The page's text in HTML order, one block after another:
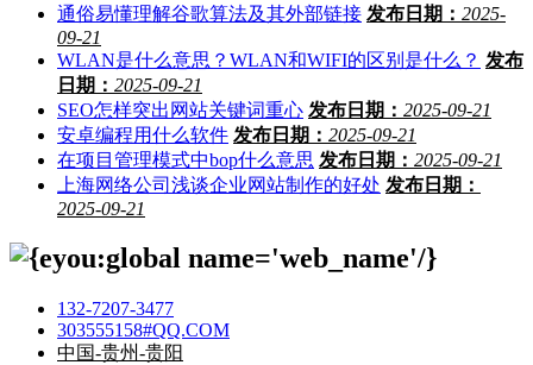
通俗易懂理解谷歌算法及其外部链接 发布日期： 2025-
09-21
WLAN是什么意思？WLAN和WIFI的区别是什么？ 发布
日期： 2025-09-21
SEO怎样突出网站关键词重心 发布日期： 2025-09-21
安卓编程用什么软件 发布日期： 2025-09-21
在项目管理模式中bop什么意思 发布日期： 2025-09-21
上海网络公司浅谈企业网站制作的好处 发布日期：
2025-09-21
132-7207-3477
303555158#QQ.COM
中国-贵州-贵阳